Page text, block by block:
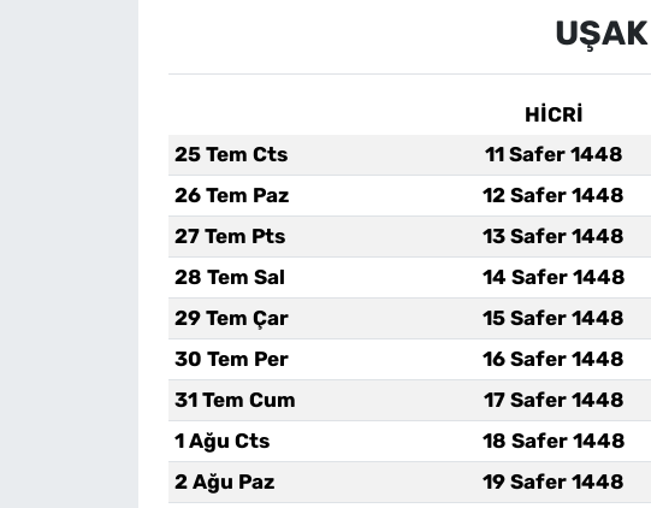
HİCRİ
25 Tem Cts
11 Safer 1448
26 Tem Paz
12 Safer 1448
27 Tem Pts
13 Safer 1448
28 Tem Sal
14 Safer 1448
29 Tem Çar
15 Safer 1448
30 Tem Per
16 Safer 1448
31 Tem Cum
17 Safer 1448
1 Ağu Cts
18 Safer 1448
2 Ağu Paz
19 Safer 1448